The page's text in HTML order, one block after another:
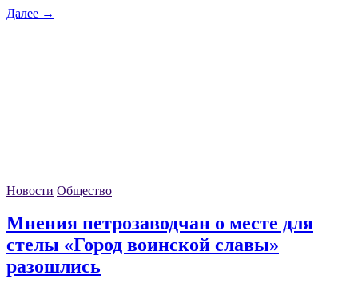
Далее →
Новости Общество
Мнения петрозаводчан о месте для
стелы «Город воинской славы»
разошлись